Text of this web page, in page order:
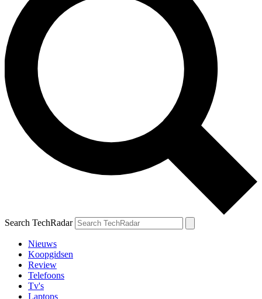
Search TechRadar
Nieuws
Koopgidsen
Review
Telefoons
Tv's
Laptops